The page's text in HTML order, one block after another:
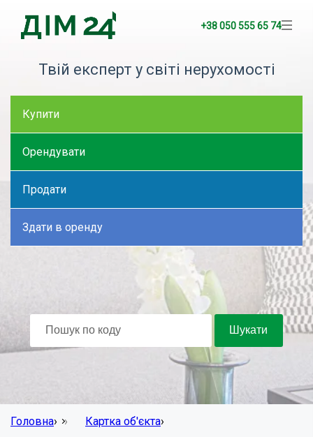
+38 050 555 65 74
Твій експерт у світі нерухомості
Купити
Орендувати
Продати
Здати в оренду
Головна› Картка об'єкта›